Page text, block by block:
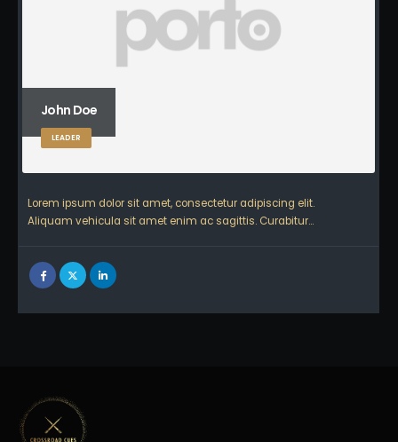
John Doe
LEADER
Lorem ipsum dolor sit amet, consectetur adipiscing elit.
Aliquam vehicula sit amet enim ac sagittis. Curabitur…